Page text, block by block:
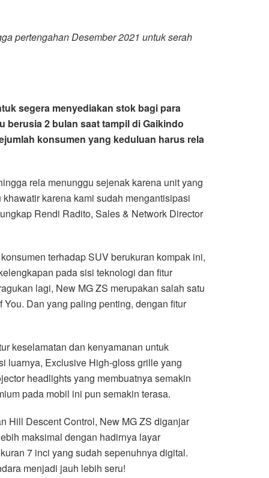
pertengahan Desember 2021 untuk serah
segera menyediakan stok bagi para
berusia 2 bulan saat tampil di Gaikindo
konsumen yang keduluan harus rela
rela menunggu sejenak karena unit yang
karena kami sudah mengantisipasi
Rendi Radito, Sales & Network Director
terhadap SUV berukuran kompak ini,
pada sisi teknologi dan fitur
lagi, New MG ZS merupakan salah satu
Dan yang paling penting, dengan fitur
keselamatan dan kenyamanan untuk
luarnya, Exclusive High-gloss grille yang
headlights yang membuatnya semakin
pada mobil ini pun semakin terasa.
Hill Descent Control, New MG ZS diganjar
maksimal dengan hadirnya layar
7 inci yang sudah sepenuhnya digital.
menjadi jauh lebih seru!